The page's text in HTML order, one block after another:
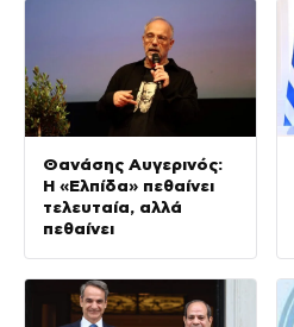
Θανάσης Αυγερινός:
Η «Ελπίδα» πεθαίνει
τελευταία, αλλά
πεθαίνει